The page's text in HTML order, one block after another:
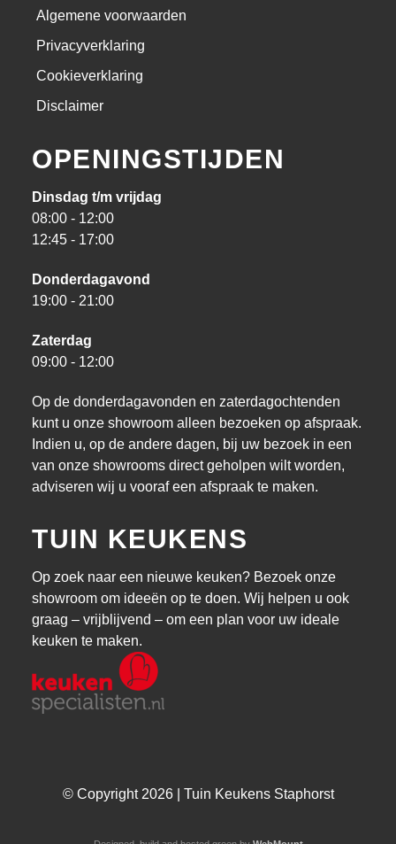
Algemene voorwaarden
Privacyverklaring
Cookieverklaring
Disclaimer
OPENINGSTIJDEN
Dinsdag t/m vrijdag
08:00 - 12:00
12:45 - 17:00
Donderdagavond
19:00 - 21:00
Zaterdag
09:00 - 12:00
Op de donderdagavonden en zaterdagochtenden
kunt u onze showroom alleen bezoeken op afspraak.
Indien u, op de andere dagen, bij uw bezoek in een
van onze showrooms direct geholpen wilt worden,
adviseren wij u vooraf een afspraak te maken.
TUIN KEUKENS
Op zoek naar een nieuwe keuken? Bezoek onze
showroom om ideeën op te doen. Wij helpen u ook
graag – vrijblijvend – om een plan voor uw ideale
keuken te maken.
© Copyright 2026 | Tuin Keukens Staphorst